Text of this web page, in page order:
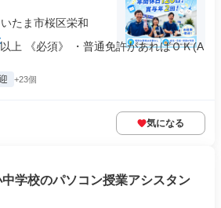
たま市桜区栄和
上 《必須》 ・普通免許があればＯＫ(A
+23個
気になる
学校のパソコン授業アシスタン